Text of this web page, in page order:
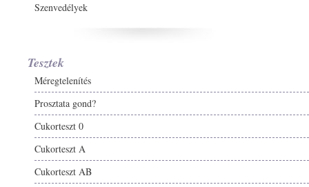
Szenvedélyek
Tesztek
Méregtelenítés
Prosztata gond?
Cukorteszt 0
Cukorteszt A
Cukorteszt AB